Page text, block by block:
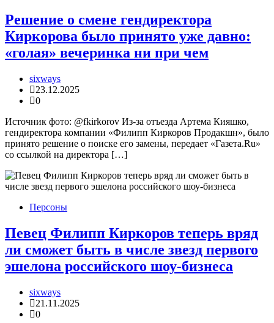
Решение о смене гендиректора
Киркорова было принято уже давно:
«голая» вечеринка ни при чем
sixways
23.12.2025
0
Источник фото: @fkirkorov Из-за отъезда Артема Кияшко,
гендиректора компании «Филипп Киркоров Продакшн», было
принято решение о поиске его замены, передает «Газета.Ru»
со ссылкой на директора […]
Персоны
Певец Филипп Киркоров теперь вряд
ли сможет быть в числе звезд первого
эшелона российского шоу-бизнеса
sixways
21.11.2025
0